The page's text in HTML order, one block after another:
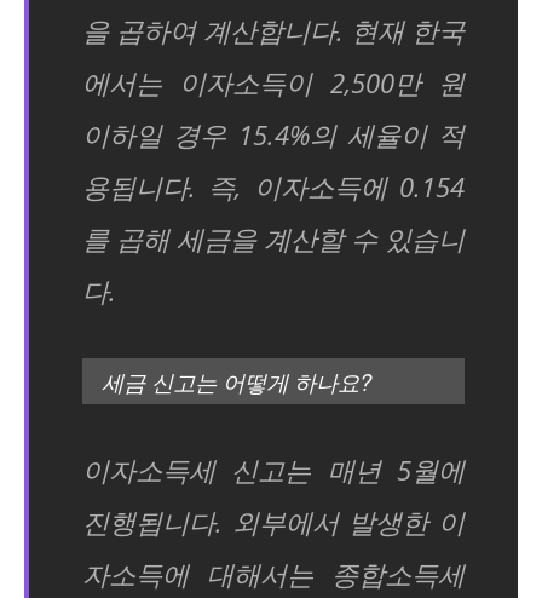
을 곱하여 계산합니다. 현재 한국
에서는 이자소득이 2,500만 원
이하일 경우 15.4%의 세율이 적
용됩니다. 즉, 이자소득에 0.154
를 곱해 세금을 계산할 수 있습니
다.
세금 신고는 어떻게 하나요?
이자소득세 신고는 매년 5월에
진행됩니다. 외부에서 발생한 이
자소득에 대해서는 종합소득세